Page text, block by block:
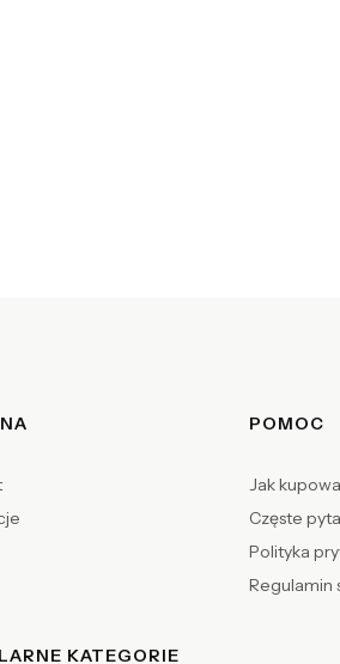
POMOC
Jak
Częste
Polityka
Regulamin
KATEGORIE